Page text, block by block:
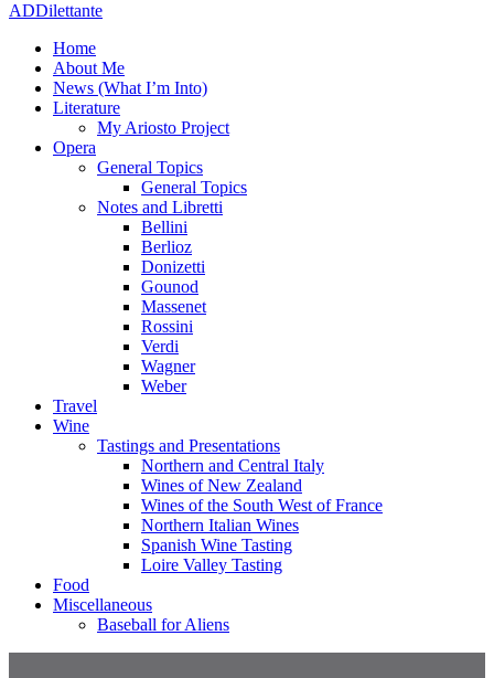
ADDilettante
Home
About Me
News (What I’m Into)
Literature
My Ariosto Project
Opera
General Topics
General Topics
Notes and Libretti
Bellini
Berlioz
Donizetti
Gounod
Massenet
Rossini
Verdi
Wagner
Weber
Travel
Wine
Tastings and Presentations
Northern and Central Italy
Wines of New Zealand
Wines of the South West of France
Northern Italian Wines
Spanish Wine Tasting
Loire Valley Tasting
Food
Miscellaneous
Baseball for Aliens